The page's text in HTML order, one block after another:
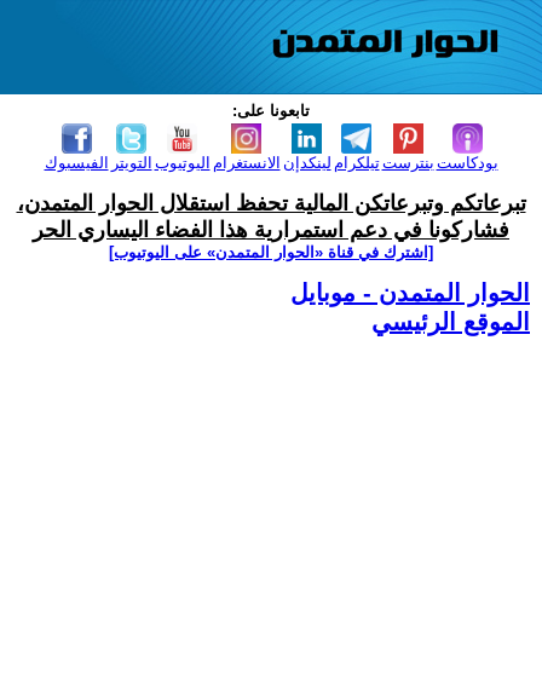
تابعونا على:
الفيسبوك التويتر اليوتيوب الانستغرام لينكدإن تيلكرامبنترست بودكاست
تبرعاتكم وتبرعاتكن المالية تحفظ استقلال الحوار المتمدن،
فشاركونا في دعم استمرارية هذا الفضاء اليساري الحر
[اشترك في قناة ‫«الحوار المتمدن» على اليوتيوب]
الحوار المتمدن - موبايل
الموقع الرئيسي